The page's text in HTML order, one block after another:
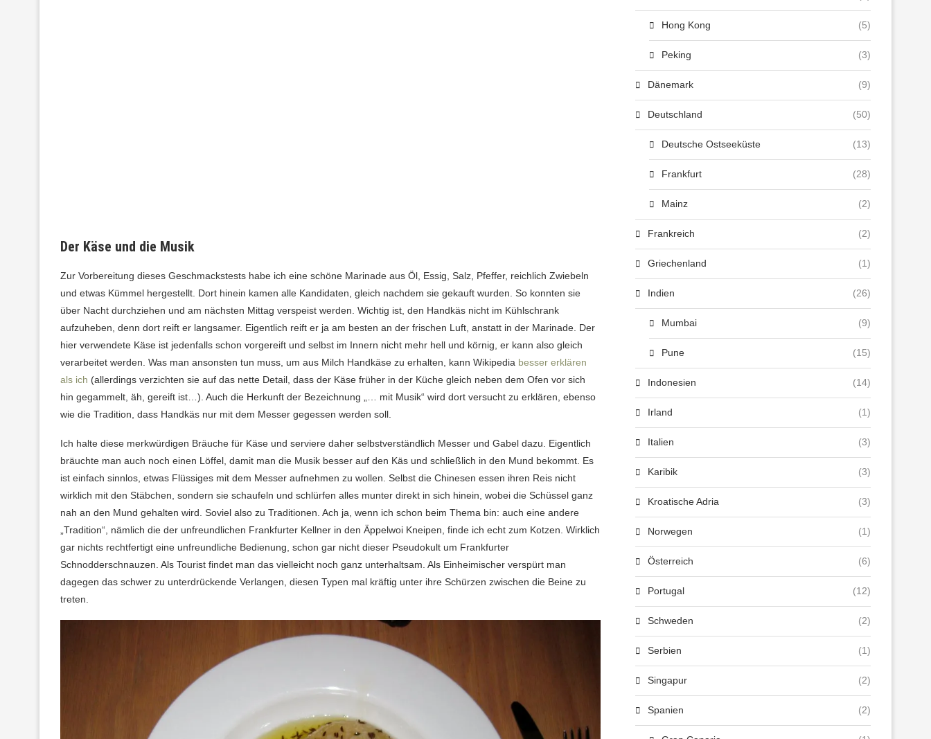
Der Käse und die Musik
Zur Vorbereitung dieses Geschmackstests habe ich eine schöne Marinade aus Öl, Essig, Salz, Pfeffer, reichlich Zwiebeln
und etwas Kümmel hergestellt. Dort hinein kamen alle Kandidaten, gleich nachdem sie gekauft wurden. So konnten sie
über Nacht durchziehen und am nächsten Mittag verspeist werden. Wichtig ist, den Handkäs nicht im Kühlschrank
aufzuheben, denn dort reift er langsamer. Eigentlich reift er ja am besten an der frischen Luft, anstatt in der Marinade. Der
hier verwendete Käse ist jedenfalls schon vorgereift und selbst im Innern nicht mehr hell und körnig, er kann also gleich
verarbeitet werden. Was man ansonsten tun muss, um aus Milch Handkäse zu erhalten, kann Wikipedia besser erklären
als ich (allerdings verzichten sie auf das nette Detail, dass der Käse früher in der Küche gleich neben dem Ofen vor sich
hin gegammelt, äh, gereift ist…). Auch die Herkunft der Bezeichnung „… mit Musik“ wird dort versucht zu erklären, ebenso
wie die Tradition, dass Handkäs nur mit dem Messer gegessen werden soll.
Ich halte diese merkwürdigen Bräuche für Käse und serviere daher selbstverständlich Messer und Gabel dazu. Eigentlich
bräuchte man auch noch einen Löffel, damit man die Musik besser auf den Käs und schließlich in den Mund bekommt. Es
ist einfach sinnlos, etwas Flüssiges mit dem Messer aufnehmen zu wollen. Selbst die Chinesen essen ihren Reis nicht
wirklich mit den Stäbchen, sondern sie schaufeln und schlürfen alles munter direkt in sich hinein, wobei die Schüssel ganz
nah an den Mund gehalten wird. Soviel also zu Traditionen. Ach ja, wenn ich schon beim Thema bin: auch eine andere
„Tradition“, nämlich die der unfreundlichen Frankfurter Kellner in den Äppelwoi Kneipen, finde ich echt zum Kotzen. Wirklich
gar nichts rechtfertigt eine unfreundliche Bedienung, schon gar nicht dieser Pseudokult um Frankfurter
Schnodderschnauzen. Als Tourist findet man das vielleicht noch ganz unterhaltsam. Als Einheimischer verspürt man
dagegen das schwer zu unterdrückende Verlangen, diesen Typen mal kräftig unter ihre Schürzen zwischen die Beine zu
treten.
Hong Kong (5)
Peking (3)
Dänemark (9)
Deutschland (50)
Deutsche Ostseeküste (13)
Frankfurt (28)
Mainz (2)
Frankreich (2)
Griechenland (1)
Indien (26)
Mumbai (9)
Pune (15)
Indonesien (14)
Irland (1)
Italien (3)
Karibik (3)
Kroatische Adria (3)
Norwegen (1)
Österreich (6)
Portugal (12)
Schweden (2)
Serbien (1)
Singapur (2)
Spanien (2)